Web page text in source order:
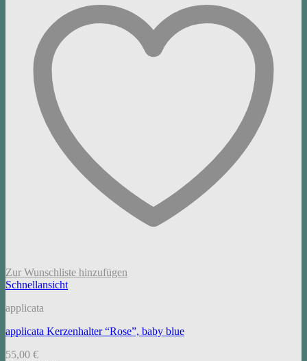
Zur Wunschliste hinzufügen
Schnellansicht
applicata
applicata Kerzenhalter “Rose”, baby blue
55,00 €